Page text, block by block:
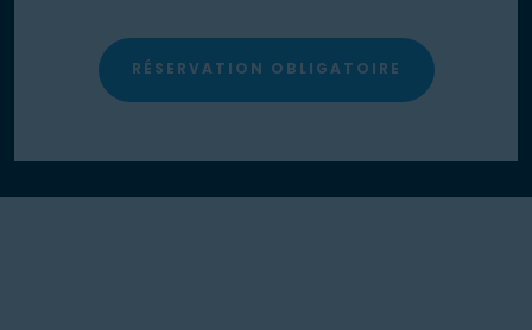
RÉSERVATION OBLIGATOIRE